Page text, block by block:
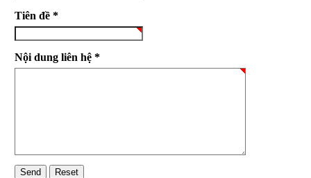
Tiên đề *
Nội dung liên hệ *
Send Reset